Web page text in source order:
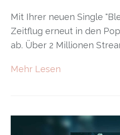
Mit Ihrer neuen Single
Zeitflug erneut in den
ab. Über 2 Millionen
Mehr Lesen